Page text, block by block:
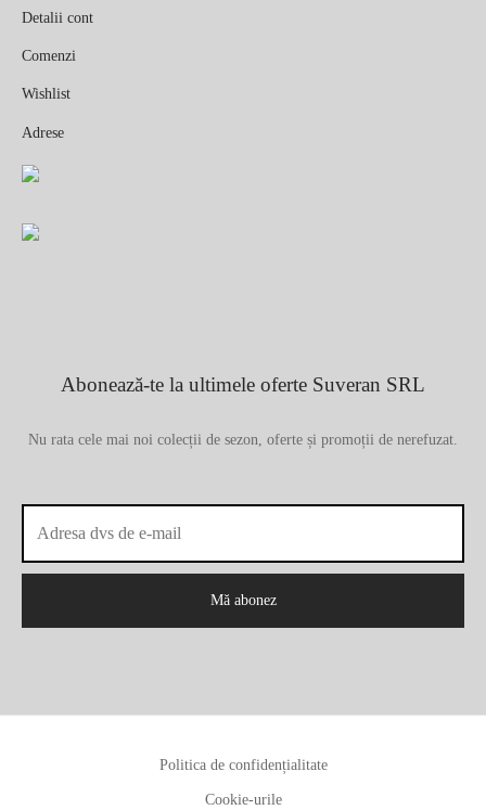
Detalii cont
Comenzi
Wishlist
Adrese
Abonează-te la ultimele oferte Suveran SRL
Nu rata cele mai noi colecții de sezon, oferte și promoții de nerefuzat.
Politica de confidențialitate
Cookie-urile